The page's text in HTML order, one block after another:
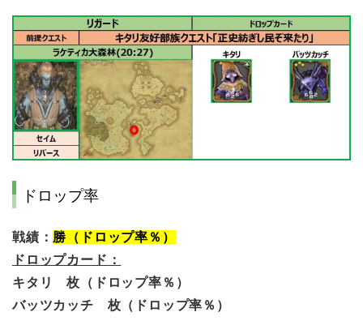
ドロップ率
戦績： 勝（ドロップ率％）
ドロップカード：
キタリ 枚（ドロップ率％）
バッツカッチ 枚（ドロップ率％）